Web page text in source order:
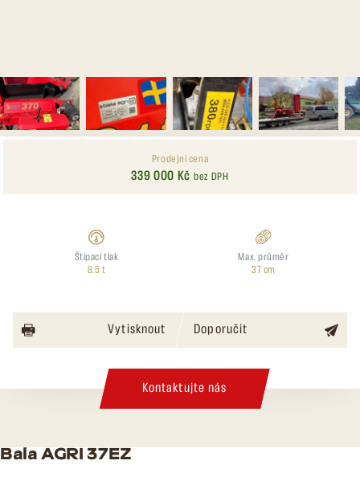
Prodejní cena
339 000 Kč bez DPH
Štípací tlak
8.5 t
Max. průměr
37 cm
Vytisknout Doporučit
Kontaktujte nás
Bala AGRI 37EZ